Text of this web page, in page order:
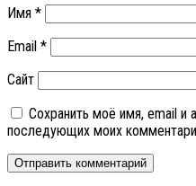
Имя *
Email *
Сайт
Сохранить моё имя, email и
последующих моих